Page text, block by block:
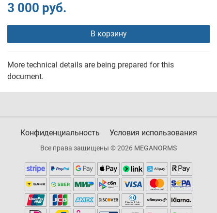
3 000 руб.
В корзину
More technical details are being prepared for this
document.
Конфиденциальность Условия использования
Все права защищены © 2026 MEGANORMS